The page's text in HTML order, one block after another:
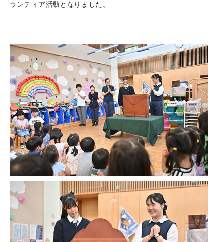
ランティア活動となりました。